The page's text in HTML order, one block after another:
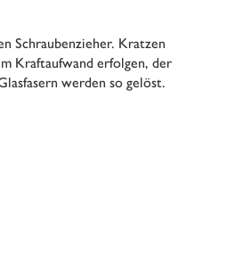
Schraubenzieher. Kratzen
Kraftaufwand erfolgen, der
werden so gelöst.